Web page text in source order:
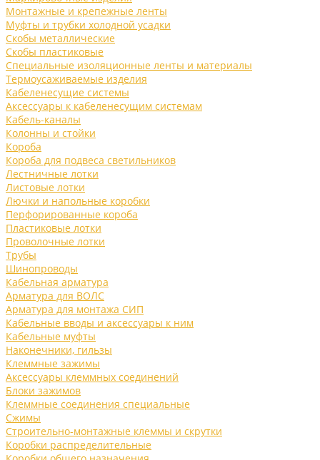
Монтажные и крепежные ленты
Муфты и трубки холодной усадки
Скобы металлические
Скобы пластиковые
Специальные изоляционные ленты и материалы
Термоусаживаемые изделия
Кабеленесущие системы
Аксессуары к кабеленесущим системам
Кабель-каналы
Колонны и стойки
Короба
Короба для подвеса светильников
Лестничные лотки
Листовые лотки
Лючки и напольные коробки
Перфорированные короба
Пластиковые лотки
Проволочные лотки
Трубы
Шинопроводы
Кабельная арматура
Арматура для ВОЛС
Арматура для монтажа СИП
Кабельные вводы и аксессуары к ним
Кабельные муфты
Наконечники, гильзы
Клеммные зажимы
Аксессуары клеммных соединений
Блоки зажимов
Клеммные соединения специальные
Сжимы
Строительно-монтажные клеммы и скрутки
Коробки распределительные